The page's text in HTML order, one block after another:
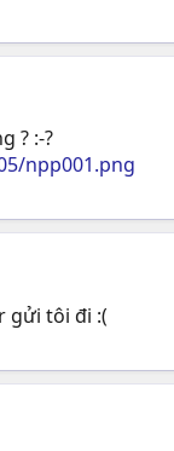
? :-?
npp001.png
gửi tôi đi :(